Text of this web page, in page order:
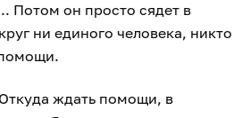
Потом он просто сядет в
ни единого человека, никто
ждать помощи, в